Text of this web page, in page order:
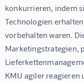
konkurrieren, indem
Technologien
vorbehalten waren.
Marketingstrategien,
KMU agiler reagieren